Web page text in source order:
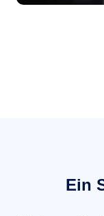
Ein